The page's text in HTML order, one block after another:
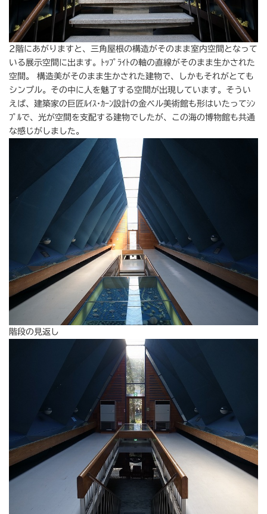
2階にあがりますと、三角屋根の構造がそのまま室内空間となって
いる展示空間に出ます。ﾄｯﾌﾟﾗｲﾄの軸の直線がそのまま生かされた
空間。 構造美がそのまま生かされた建物で、しかもそれがとても
シンプル。その中に人を魅了する空間が出現しています。そうい
えば、建築家の巨匠ﾙｲｽ･ｶｰﾝ設計の金ベル美術館も形はいたってｼﾝ
ﾌﾟﾙで、光が空間を支配する建物でしたが、この海の博物館も共通
な感じがしました。
階段の見返し